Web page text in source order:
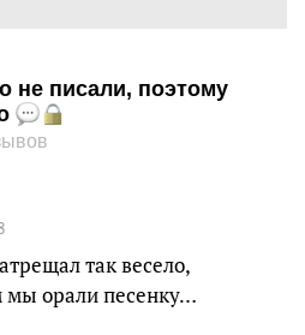
не писали, поэтому
так весело,
мы орали песенку…